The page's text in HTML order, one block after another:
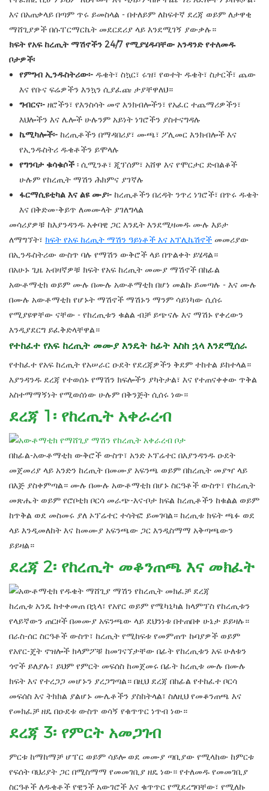
እና በአጠቃላይ በጣም ጥሩ ይመስላል - በተለይም ለከፍተኛ ደረጃ ወይም ለታዋቂ
ማሸጊያዎች በሱፐርማርኬት መደርደሪያ ላይ እንደሚገኝ ያውቃሉ።
ክፍት የአፍ ከረጢት ማሽኖችን 24/7 የሚያሄዱባቸው አንዳንድ የተለመዱ
ቦታዎች፡
የምግብ ኢንዱስትሪው፡- ዱቄት፣ ስኳር፣ ሩዝ፣ የወተት ዱቄት፣ ስታርች፣ ጨው
እና የቡና ፍሬዎችን እንኳን ሲያፈጩ ታያቸዋለህ።
ግብርና፡- ዘሮችን፣ የእንስሳት መኖ እንክብሎችን፣ የአፈር ተጨማሪዎችን፣
እህሎችን እና ሌሎች ሁሉንም አይነት ነገሮችን ያስተናግዳሉ
ኬሚካሎች፡- ከረጢቶችን በማዳበሪያ፣ ሙጫ፣ ፖሊመር እንክብሎች እና
የኢንዱስትሪ ዱቄቶችን ይሞላሉ
የግንባታ ቁሳቁሶች ፡ ሲሚንቶ፣ ጂፕሰም፣ አሸዋ እና የሞርታር ድብልቆች
ሁሉም የከረጢት ማሽን ሕክምና ያገኛሉ
ፋርማሲዩቲካል እና ልዩ ሙያ፡- ከረጢቶችን በረዳት ንጥረ ነገሮች፣ በጥሩ ዱቄት
እና በቅድመ-ቅይጥ ለመሙላት ያገለግላል
መሳሪያዎቹ ከእያንዳንዱ አቀባዊ ጋር እንዴት እንደሚዛመዱ ሙሉ እይታ
ለማግኘት፣ ክፍት የአፍ ከረጢት ማሽን ዓይነቶች እና አፕሊኬሽኖች መመሪያው
በኢንዱስትሪው ውስጥ ባሉ የማሽን ውቅሮች ላይ በጥልቀት ይሄዳል።
በአሁኑ ጊዜ አብዛኛዎቹ ክፍት የአፍ ከረጢት መሙያ ማሽኖች በከፊል
አውቶማቲክ ወይም ሙሉ በሙሉ አውቶማቲክ በሆነ መልኩ ይመጣሉ - እና ሙሉ
በሙሉ አውቶማቲክ የሆኑት ማሽኖች ማሽኑን ማንም ሳይነካው ሲሰሩ
የሚያዩዋቸው ናቸው - የከረጢቱን ቁልል ብቻ ይጭናሉ እና ማሽኑ የቀረውን
እንዲያደርግ ይፈቅድላቸዋል።
የተከፈተ የአፍ ከረጢት መሙያ እንዴት ከፊት እስከ ኋላ እንደሚሰራ
የተከፈተ የአፍ ከረጢት የአሠራር ዑደት የደረጃዎችን ቅደም ተከተል ይከተላል።
እያንዳንዱ ደረጃ የተወሰኑ የማሽን ክፍሎችን ያካትታል፣ እና የተጠናቀቀው ጥቅል
አስተማማኝነት የሚወሰነው ሁሉም በቅንጅት ሲሰሩ ነው።
ደረጃ 1፡ የከረጢት አቀራረብ
በከፊል-አውቶማቲክ ውቅሮች ውስጥ፣ አንድ ኦፕሬተር በእያንዳንዱ ዑደት
መጀመሪያ ላይ አንድን ከረጢት በመሙያ አፍንጫ ወይም በከረጢት መያዣ ላይ
በእጅ ያስቀምጣል። ሙሉ በሙሉ አውቶማቲክ በሆኑ ስርዓቶች ውስጥ፣ የከረጢት
መጽሔት ወይም የሮቦቲክ ቦርሳ መራጭ-እና-ቦታ ክፍል ከረጢቶችን ከቁልል ወይም
ከጥቅል ወደ መስመሩ ያለ ኦፕሬተር ተሳትፎ ይመገባል። ከረጢቱ ክፍት ጫፉ ወደ
ላይ እንዲመለከት እና ከመሙያ አፍንጫው ጋር እንዲስማማ አቅጣጫውን
ይይዛል።
ደረጃ 2፡ የከረጢት መቆንጠጫ እና መክፈት
ከረጢቱ አንዴ ከተቀመጠ በኋላ፣ የአየር ወይም የሜካኒካል ክላምፕስ የከረጢቱን
የላይኛውን ጠርዞች በመሙያ አፍንጫው ላይ ደህንነቱ በተጠበቀ ሁኔታ ይይዛሉ።
በራስ-ሰር ስርዓቶች ውስጥ፣ ከረጢት የሚከፍቱ የመምጠጥ ኩባያዎች ወይም
የአየር-ጄት ኖዝሎች ክላምፖቹ ከመገናኘታቸው በፊት የከረጢቱን አፍ ሁለቱን
ጎኖች ይለያሉ፣ ይህም የምርት መፍሰስ ከመጀመሩ በፊት ከረጢቱ ሙሉ በሙሉ
ክፍት እና የተረጋጋ መሆኑን ያረጋግጣል። በዚህ ደረጃ በከፊል የተከፈተ ቦርሳ
መፍሰስ እና ትክክል ያልሆኑ ሙሌቶችን ያስከትላል፣ ስለዚህ የመቆንጠጫ እና
የመክፈቻ ዘዴ በዑደቱ ውስጥ ወሳኝ የቁጥጥር ነጥብ ነው።
ደረጃ 3፡ የምርት አመጋገብ
ምርቱ ከማከማቻ ሆፐር ወይም ሳይሎ ወደ መሙያ ጣቢያው የሚላከው ከምርቱ
የፍሰት ባህሪያት ጋር በሚስማማ የመመገቢያ ዘዴ ነው። የተለመዱ የመመገቢያ
ስርዓቶች ለዱቄቶች የዊንች አውገሮች እና ቁጥጥር የሚደረግባቸው፣ የሚለኩ